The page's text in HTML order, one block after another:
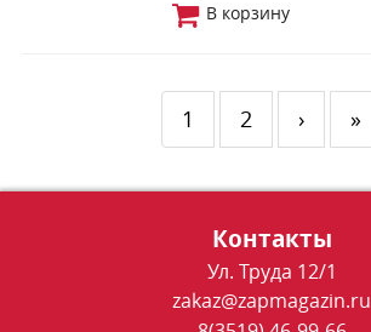
В корзину
1 2 › »
Контакты
Ул. Труда 12/1
zakaz@zapmagazin.ru